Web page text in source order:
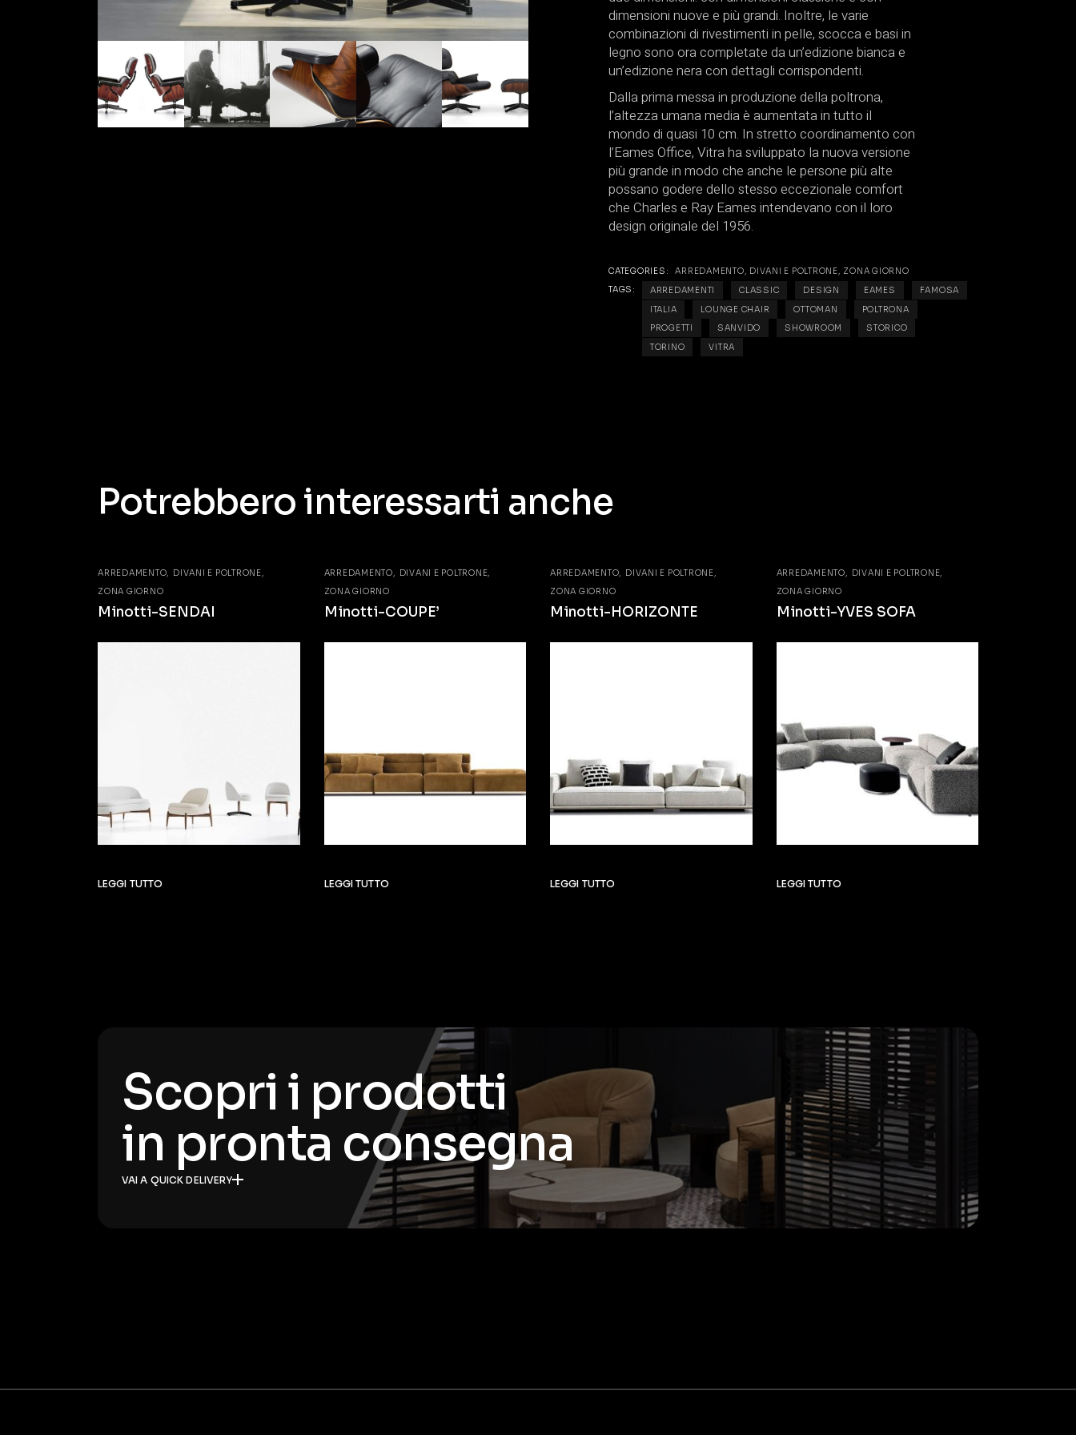
dimensioni nuove e più grandi. Inoltre, le varie
combinazioni di rivestimenti in pelle, scocca e basi in
legno sono ora completate da un’edizione bianca e
un’edizione nera con dettagli corrispondenti.
Dalla prima messa in produzione della poltrona,
l’altezza umana media è aumentata in tutto il
mondo di quasi 10 cm. In stretto coordinamento con
l’Eames Office, Vitra ha sviluppato la nuova versione
più grande in modo che anche le persone più alte
possano godere dello stesso eccezionale comfort
che Charles e Ray Eames intendevano con il loro
design originale del 1956.
CATEGORIES: ARREDAMENTO, DIVANI E POLTRONE, ZONA GIORNO
TAGS:
ARREDAMENTI CLASSIC DESIGN EAMES
FAMOSA
ITALIA
LOUNGE CHAIR OTTOMAN
POLTRONA
PROGETTI
SANVIDO SHOWROOM
STORICO
TORINO
VITRA
Potrebbero interessarti anche
LEGGI TUTTO
ARREDAMENTO
DIVANI E POLTRONE
ZONA GIORNO
Minotti-SENDAI
LEGGI TUTTO
ARREDAMENTO
DIVANI E POLTRONE
ZONA GIORNO
Minotti-COUPE’
LEGGI TUTTO
ARREDAMENTO
DIVANI E POLTRONE
ZONA GIORNO
Minotti-HORIZONTE
LEGGI TUTTO
ARREDAMENTO
DIVANI E POLTRONE
ZONA GIORNO
Minotti-YVES SOFA
Scopri i prodotti
in pronta consegna
VAI A QUICK DELIVERY